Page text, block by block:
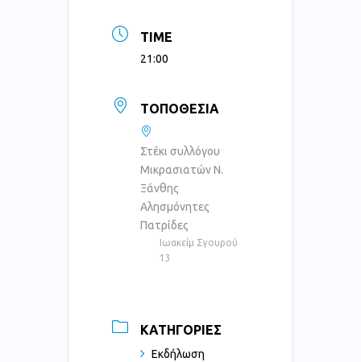
TIME
21:00
ΤΟΠΟΘΕΣΊΑ
Στέκι συλλόγου
Μικρασιατών Ν.
Ξάνθης
Αλησμόνητες
Πατρίδες
Ιωακείμ Σγουρού
13
ΚΑΤΗΓΟΡΊΕΣ
Εκδήλωση